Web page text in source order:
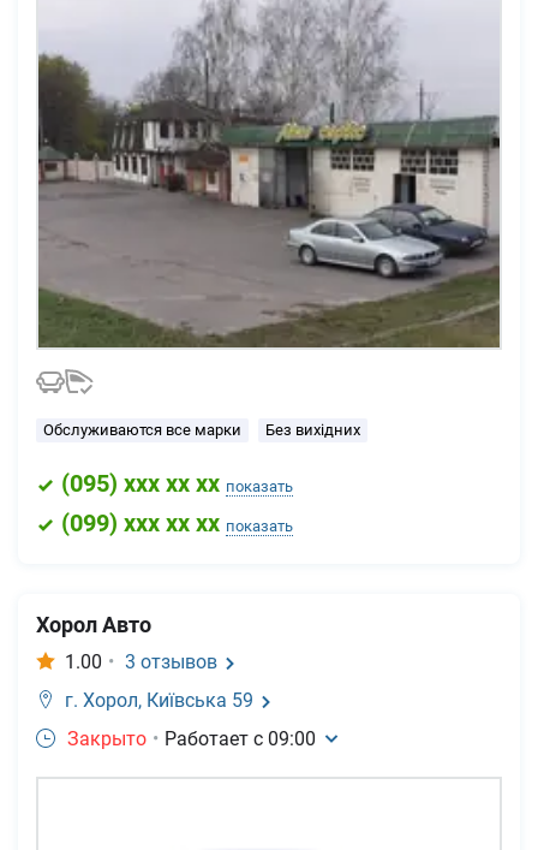
Обслуживаются все марки Без вихідних
(095) xxx xx xx показать
(099) xxx xx xx показать
Хорол Авто
1.00 • 3 отзывов
г. Хорол, Київська 59
Закрыто • Работает с 09:00